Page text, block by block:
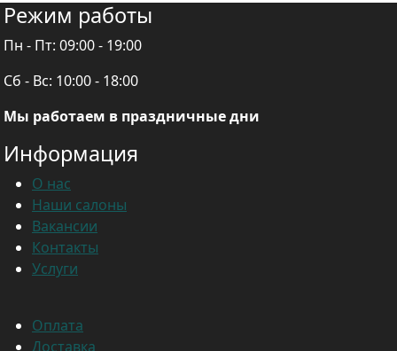
Режим работы
Пн - Пт: 09:00 - 19:00
Сб - Вс: 10:00 - 18:00
Мы работаем в праздничные дни
Информация
О нас
Наши салоны
Вакансии
Контакты
Услуги
Оплата
Доставка